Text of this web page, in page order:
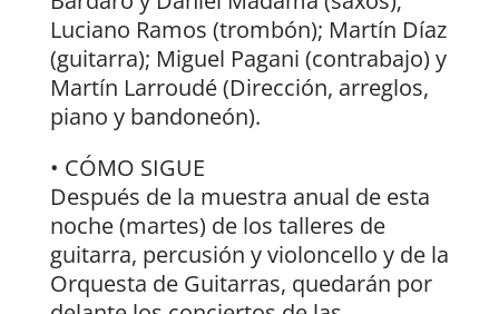
Luciano Ramos (trombón); Martín Díaz
(guitarra); Miguel Pagani (contrabajo) y
Martín Larroudé (Dirección, arreglos,
piano y bandoneón).
• CÓMO SIGUE
Después de la muestra anual de esta
noche (martes) de los talleres de
guitarra, percusión y violoncello y de la
Orquesta de Guitarras, quedarán por